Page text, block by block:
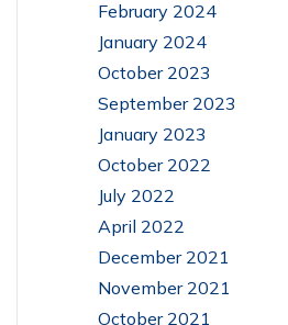
February 2024
January 2024
October 2023
September 2023
January 2023
October 2022
July 2022
April 2022
December 2021
November 2021
October 2021